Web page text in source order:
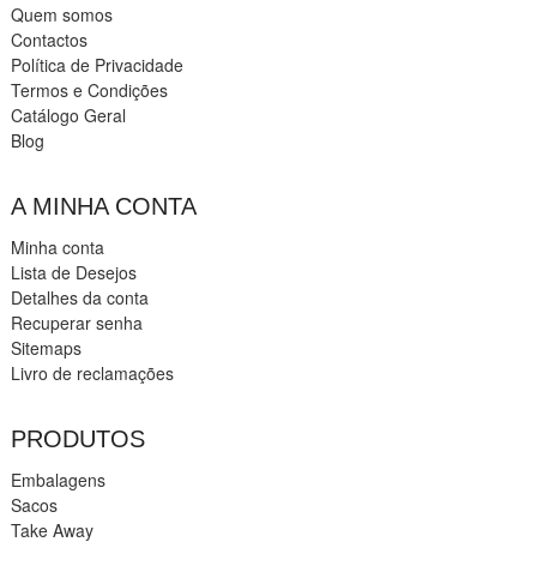
Quem somos
Contactos
Política de Privacidade
Termos e Condições
Catálogo Geral
Blog
A MINHA CONTA
Minha conta
Lista de Desejos
Detalhes da conta
Recuperar senha
Sitemaps
Livro de reclamações
PRODUTOS
Embalagens
Sacos
Take Away